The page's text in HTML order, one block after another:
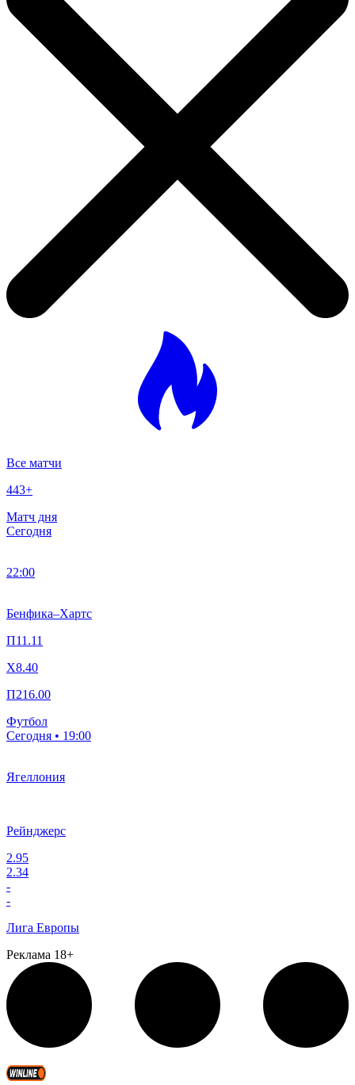
Все матчи
443+
Матч дня
Сегодня
22:00
Бенфика–Хартс
П11.11
X8.40
П216.00
Футбол
Сегодня • 19:00
Ягеллония
Рейнджерс
2.95
2.34
-
-
Лига Европы
Реклама 18+